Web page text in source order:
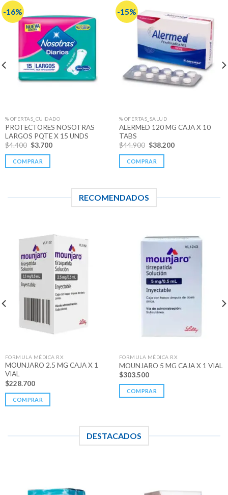
-16%
% OFERTAS_CUIDADO
PROTECTORES NOSOTRAS
LARGOS PQTE X 15 UNDS
$4.400 Original
was:
$4.400.
$3.700Current
COMPRAR
-15%
% OFERTAS_SALUD
ALERMED 120 MG CAJA X 10
TABS
$44.900 Original
was:
$44.900.
$38.200Current
COMPRAR
RECOMENDADOS
FORMULA MÉDICA RX
MOUNJARO 2.5 MG CAJA X 1
VIAL
$228.700
COMPRAR
FORMULA MÉDICA RX
MOUNJARO 5 MG CAJA X 1 VIAL
$303.500
COMPRAR
DESTACADOS